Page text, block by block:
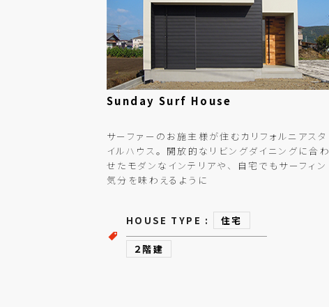
Sunday Surf House
サーファーのお施主様が住むカリフォルニアスタ
イルハウス。 開放的なリビングダイニングに合わ
せたモダンなインテリアや、 自宅でもサーフィン
気分を味わえるように
HOUSE TYPE : 住宅
２階建